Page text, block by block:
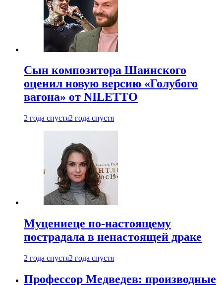
Сын композитора Шаинского
оценил новую версию «Голубого
вагона» от NILETTO
2 года спустя2 года спустя
Муцениеце по-настоящему
пострадала в ненастоящей драке
2 года спустя2 года спустя
Профессор Медведев: производные